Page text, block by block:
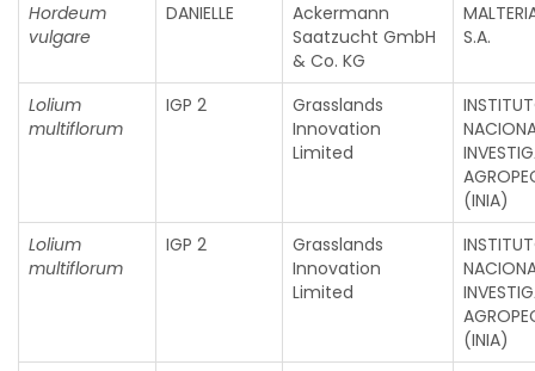
Hordeum
vulgare
DANIELLE
Ackermann
Saatzucht GmbH
& Co. KG
S.A.
Lolium
multiflorum
IGP 2
Grasslands
Innovation
Limited
(INIA)
Lolium
multiflorum
IGP 2
Grasslands
Innovation
Limited
(INIA)